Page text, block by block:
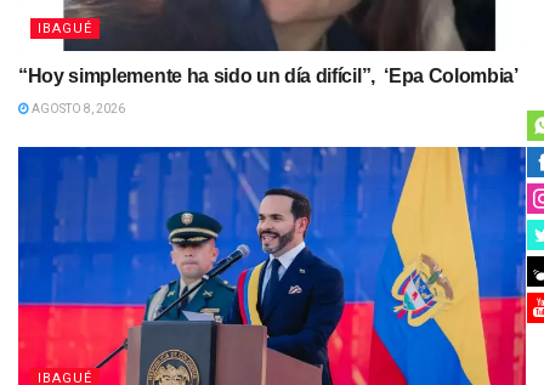
IBAGUÉ
“Hoy simplemente ha sido un día difícil”, ‘Epa Colombia’
AGOSTO 8, 2026
IBAGUÉ